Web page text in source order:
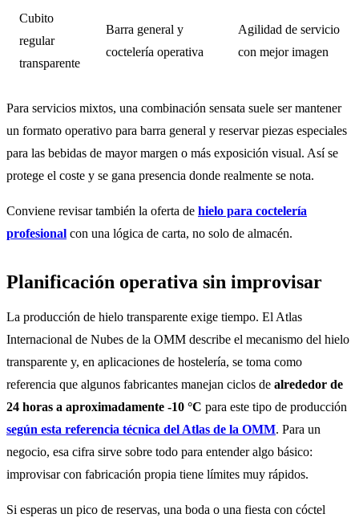
Cubito
regular
transparente
Barra general y
coctelería operativa
Agilidad de servicio
con mejor imagen
Para servicios mixtos, una combinación sensata suele ser mantener
un formato operativo para barra general y reservar piezas especiales
para las bebidas de mayor margen o más exposición visual. Así se
protege el coste y se gana presencia donde realmente se nota.
Conviene revisar también la oferta de hielo para coctelería
profesional con una lógica de carta, no solo de almacén.
Planificación operativa sin improvisar
La producción de hielo transparente exige tiempo. El Atlas
Internacional de Nubes de la OMM describe el mecanismo del hielo
transparente y, en aplicaciones de hostelería, se toma como
referencia que algunos fabricantes manejan ciclos de alrededor de
24 horas a aproximadamente -10 °C para este tipo de producción
según esta referencia técnica del Atlas de la OMM. Para un
negocio, esa cifra sirve sobre todo para entender algo básico:
improvisar con fabricación propia tiene límites muy rápidos.
Si esperas un pico de reservas, una boda o una fiesta con cóctel